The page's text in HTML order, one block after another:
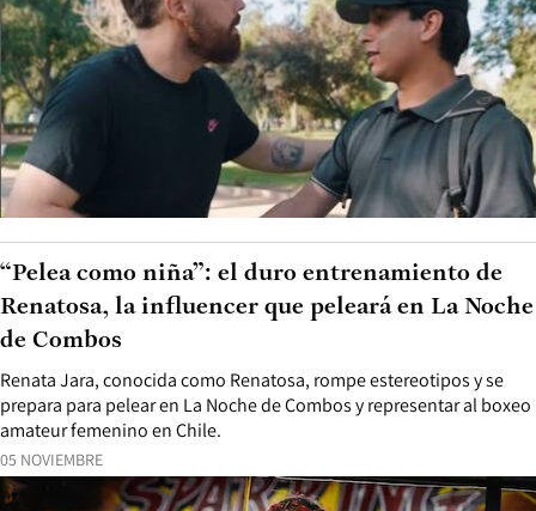
05 NOVIEMBRE
Renata Jara, conocida como Renatosa, rompe estereotipos y se
prepara para pelear en La Noche de Combos y representar al boxeo
amateur femenino en Chile.
“Pelea como niña”: el duro entrenamiento de
Renatosa, la influencer que peleará en La Noche
de Combos